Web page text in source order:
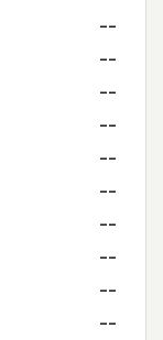
--
--
--
--
--
--
--
--
--
--